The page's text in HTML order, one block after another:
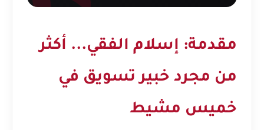
مقدمة: إسلام الفقي... أكثر
من مجرد خبير تسويق في
خميس مشيط